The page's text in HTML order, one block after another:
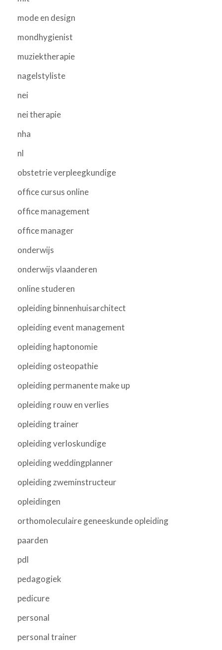
mode en design
mondhygienist
muziektherapie
nagelstyliste
nei
nei therapie
nha
nl
obstetrie verpleegkundige
office cursus online
office management
office manager
onderwijs
onderwijs vlaanderen
online studeren
opleiding binnenhuisarchitect
opleiding event management
opleiding haptonomie
opleiding osteopathie
opleiding permanente make up
opleiding rouw en verlies
opleiding trainer
opleiding verloskundige
opleiding weddingplanner
opleiding zweminstructeur
opleidingen
orthomoleculaire geneeskunde opleiding
paarden
pdl
pedagogiek
pedicure
personal
personal trainer